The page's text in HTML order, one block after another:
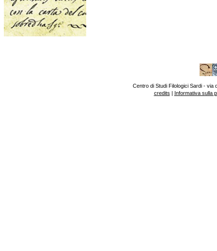
Centro di Studi Filologici Sardi - via
credits | Informativa sulla